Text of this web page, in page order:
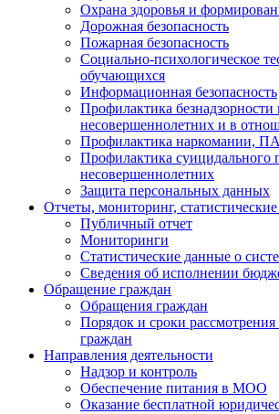
Охрана здоровья и
Дорожная безопасность
Пожарная безопасность
Социально-психологическое
обучающихся
Информационная безопасность
Профилактика
несовершеннолетних и в
Профилактика наркомании,
Профилактика суицидального
несовершеннолетних
Защита персональных данных
Отчеты, мониторинг,
Публичный отчет
Мониторинги
Статистические данные о
Сведения об исполнении
Обращение граждан
Обращения граждан
Порядок и сроки
граждан
Направления деятельности
Надзор и контроль
Обеспечение питания в МОО
Оказание бесплатной